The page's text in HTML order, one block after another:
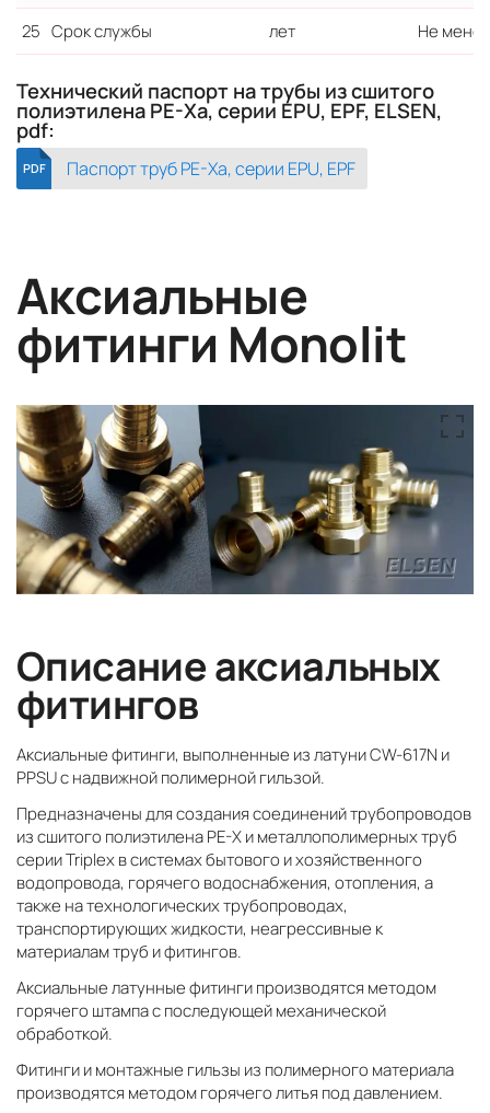
25 Срок службы лет Не
Технический паспорт на трубы из сшитого
полиэтилена PE-Xa, серии EPU, EPF, ELSEN,
pdf:
PDF Паспорт труб PE-Xa, серии EPU, EPF
Аксиальные
фитинги Monolit
Описание аксиальных
фитингов
Аксиальные фитинги, выполненные из латуни CW-617N и
PPSU с надвижной полимерной гильзой.
Предназначены для создания соединений трубопроводов
из сшитого полиэтилена PE-X и металлополимерных труб
серии Triplex в системах бытового и хозяйственного
водопровода, горячего водоснабжения, отопления, а
также на технологических трубопроводах,
транспортирующих жидкости, неагрессивные к
материалам труб и фитингов.
Аксиальные латунные фитинги производятся методом
горячего штампа с последующей механической
обработкой.
Фитинги и монтажные гильзы из полимерного материала
производятся методом горячего литья под давлением.